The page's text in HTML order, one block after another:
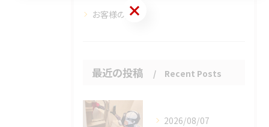
お客様の声
最近の投稿 Recent Posts
2026/08/07
お問い合わせはこちら